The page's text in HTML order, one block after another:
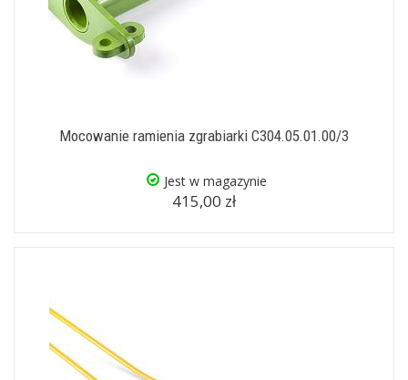
Mocowanie ramienia zgrabiarki C304.05.01.00/3
Jest w magazynie
415,00 zł